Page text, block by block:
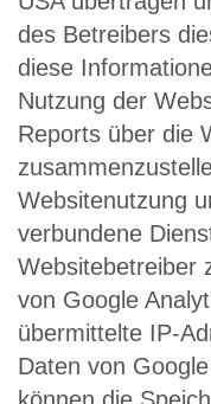
des Betreibers
diese
Nutzung der
Reports über die
Websitenutzung
verbundene
Websitebetreiber
von Google
übermittelte IP-
Daten von